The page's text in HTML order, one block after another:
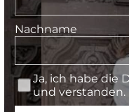
Nachname
Ja, ich habe die
und verstanden.